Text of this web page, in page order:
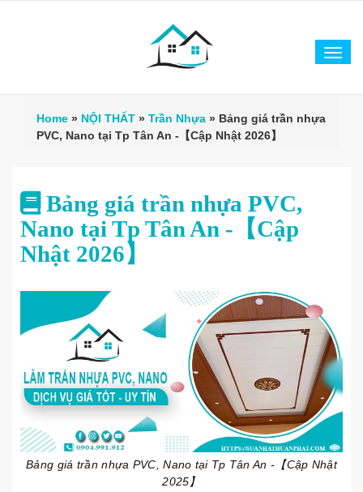
Home » NỘI THẤT » Trần Nhựa » Bảng giá trần nhựa
PVC, Nano tại Tp Tân An -【Cập Nhật 2026】
Bảng giá trần nhựa PVC,
Nano tại Tp Tân An -【Cập
Nhật 2026】
Bảng giá trần nhựa PVC, Nano tại Tp Tân An -【Cập Nhật
2025】